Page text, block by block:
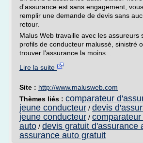
d'assurance est sans engagement,
remplir une demande de devis sans
retour.
Malus Web travaille avec les assureurs
profils de conducteur malussé, sinistré
trouver l'assurance la moins...
Lire la suite
Site : http://www.malusweb.com
Thèmes liés : comparateur
jeune conducteur / devis
jeune conducteur /
auto / devis gratuit d'assurance
assurance auto gratuit